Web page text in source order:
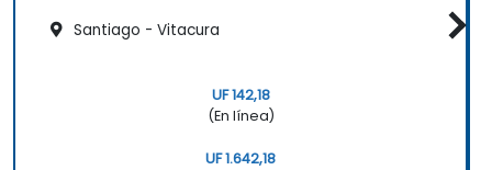
Santiago - Vitacura
UF 142,18
(En línea)
UF 1.642,18